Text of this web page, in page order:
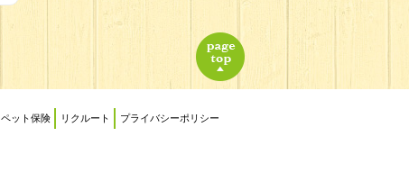
ペット保険 リクルート プライバシーポリシー